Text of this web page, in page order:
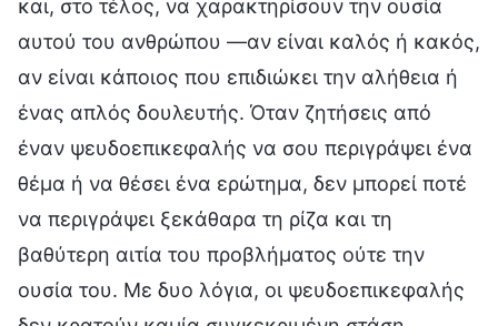
και, στο τέλος, να χαρακτηρίσουν την ουσία
αυτού του ανθρώπου —αν είναι καλός ή κακός,
αν είναι κάποιος που επιδιώκει την αλήθεια ή
ένας απλός δουλευτής. Όταν ζητήσεις από
έναν ψευδοεπικεφαλής να σου περιγράψει ένα
θέμα ή να θέσει ένα ερώτημα, δεν μπορεί ποτέ
να περιγράψει ξεκάθαρα τη ρίζα και τη
βαθύτερη αιτία του προβλήματος ούτε την
ουσία του. Με δυο λόγια, οι ψευδοεπικεφαλής